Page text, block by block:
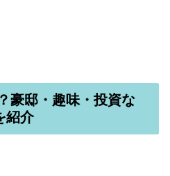
豪邸・趣味・投資な
紹介